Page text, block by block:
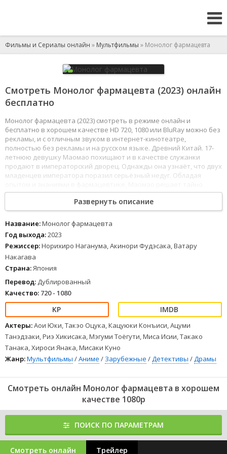
Фильмы и Сериалы онлайн » Мультфильмы » Монолог фармацевта
Смотреть Монолог фармацевта (2023) онлайн
бесплатно
Монолог фармацевта (2023) смотреть в режиме онлайн и
бесплатно в хорошем качестве HD 720, 1080 или BluRay можно без
рекламы, и с отличным звуком в интернет-кинотеатре,
полностью без рекламы и на русском языке. Древний Китай. 17-
летнюю девушку Маомао похищают и в качестве служанки
продают в императорский дворец. Однажды она узнаёт, что двух
младенцев императора поразил серьёзный недуг. Обладая
разузнать детали и попытаться помочь.
Развернуть описание
Название:Монолог фармацевта
Год выхода:2023
Режиссер:Норихиро Наганума, Акинори Фудэсака, Ватару
Накагава
Страна:Япония
Перевод: Дублированный
Качество: 720 - 1080
Актеры:Аои Юки, Такэо Оцука, Кацуюки Конъиси, Ацуми
Танэдзаки, Риэ Хикисака, Мэгуми Тоёгути, Миса Исии, Такако
Танака, Хироси Янака, Мисаки Куно
Жанр:Мультфильмы /Аниме / Зарубежные /Детективы /Драмы
Смотреть онлайн Монолог фармацевта в хорошем
качестве 1080p
ПОИСК ПО ПАРАМЕТРАМ
Смотреть онлайн Трейлер